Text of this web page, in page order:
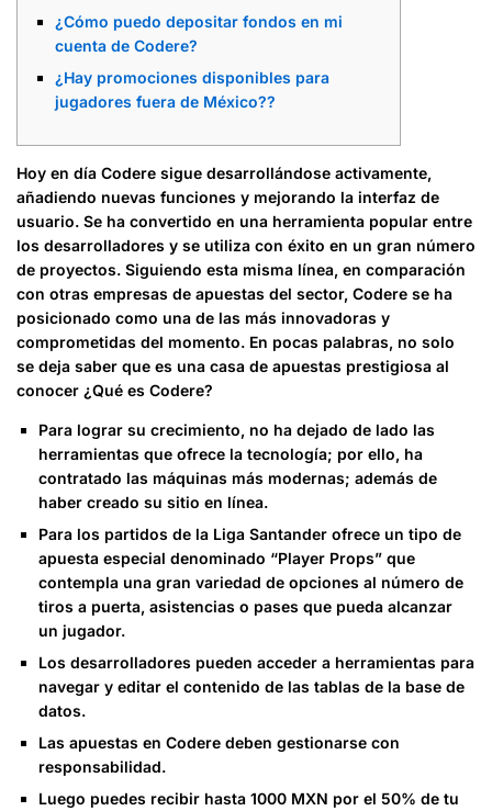
¿Cómo puedo depositar fondos en mi
cuenta de Codere?
¿Hay promociones disponibles para
jugadores fuera de México??
Hoy en día Codere sigue desarrollándose activamente,
añadiendo nuevas funciones y mejorando la interfaz de
usuario. Se ha convertido en una herramienta popular entre
los desarrolladores y se utiliza con éxito en un gran número
de proyectos. Siguiendo esta misma línea, en comparación
con otras empresas de apuestas del sector, Codere se ha
posicionado como una de las más innovadoras y
comprometidas del momento. En pocas palabras, no solo
se deja saber que es una casa de apuestas prestigiosa al
conocer ¿Qué es Codere?
Para lograr su crecimiento, no ha dejado de lado las
herramientas que ofrece la tecnología; por ello, ha
contratado las máquinas más modernas; además de
haber creado su sitio en línea.
Para los partidos de la Liga Santander ofrece un tipo de
apuesta especial denominado “Player Props” que
contempla una gran variedad de opciones al número de
tiros a puerta, asistencias o pases que pueda alcanzar
un jugador.
Los desarrolladores pueden acceder a herramientas para
navegar y editar el contenido de las tablas de la base de
datos.
Las apuestas en Codere deben gestionarse con
responsabilidad.
Luego puedes recibir hasta 1000 MXN por el 50% de tu